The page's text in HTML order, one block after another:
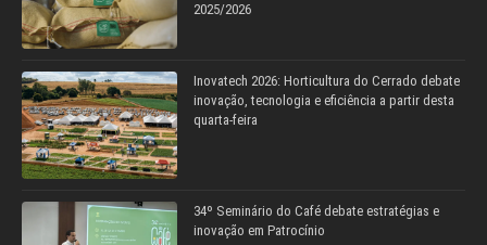
2025/2026
Inovatech 2026: Horticultura do Cerrado debate
inovação, tecnologia e eficiência a partir desta
quarta-feira
34º Seminário do Café debate estratégias e
inovação em Patrocínio